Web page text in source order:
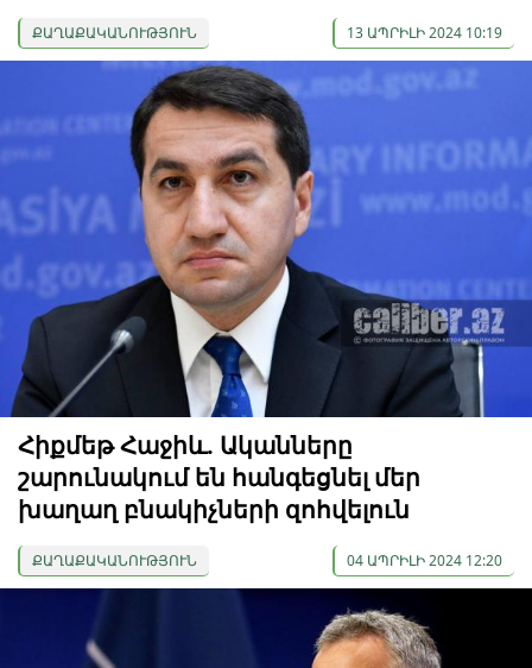
ՔԱՂԱՔԱԿԱՆՈՒԹՅՈՒՆ 13 ԱՊՐԻԼԻ 2024 10:19
Հիքմեթ Հաջիև. Ականները
շարունակում են հանգեցնել մեր
խաղաղ բնակիչների զոհվելուն
ՔԱՂԱՔԱԿԱՆՈՒԹՅՈՒՆ 04 ԱՊՐԻԼԻ 2024 12:20